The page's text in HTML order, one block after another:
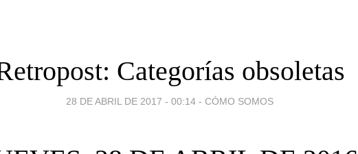
Categorías obsoletas
28 DE ABRIL DE 2017 - 00:14 - CÓMO SOMOS